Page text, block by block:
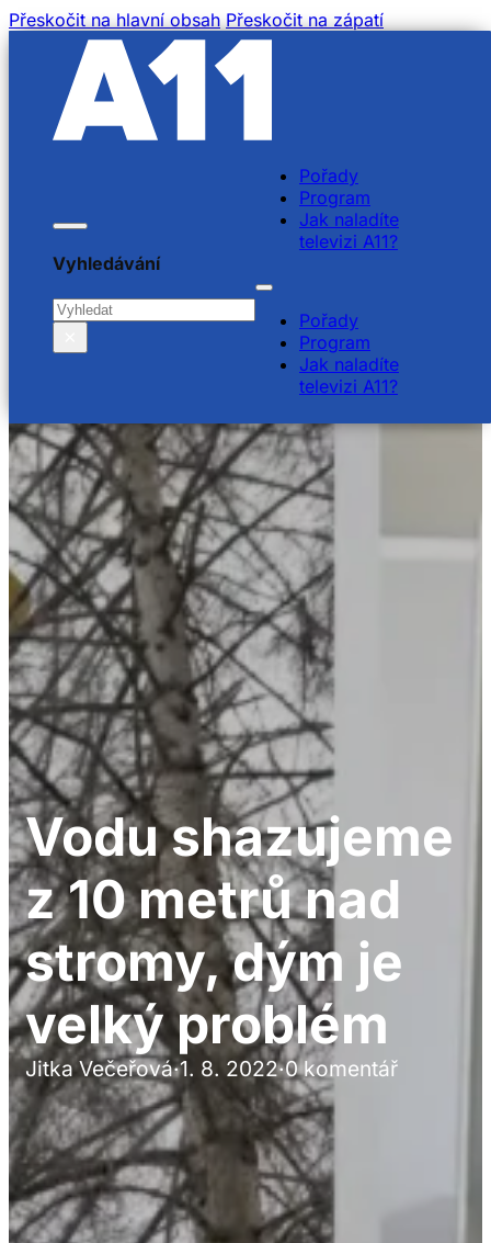
Přeskočit na hlavní obsah Přeskočit na zápatí
Vyhledávání
Hledat
Pořady
Program
Jak naladíte
televizi A11?
Pořady
Program
Jak naladíte
televizi A11?
Vodu shazujeme
z 10 metrů nad
stromy, dým je
velký problém
Jitka Večeřová·1. 8. 2022·0 komentář